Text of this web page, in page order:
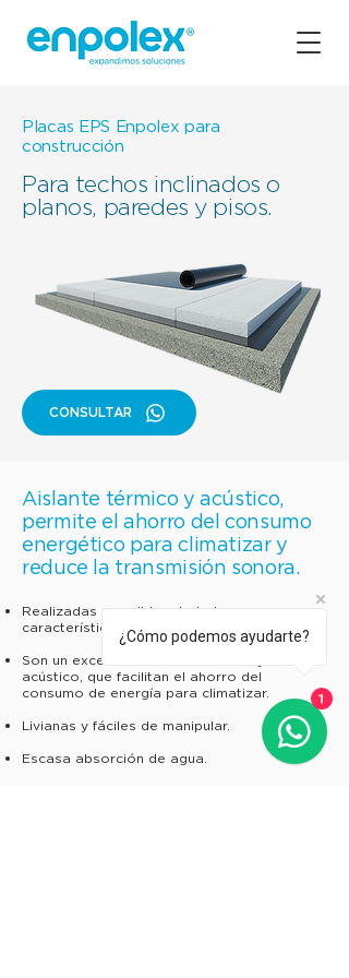
Placas EPS Enpolex para
construcción
Para techos inclinados o
planos, paredes y pisos.
CONSULTAR
Aislante térmico y acústico,
permite el ahorro del consumo
energético para climatizar y
reduce la transmisión sonora.
Realizadas a pedido y bajo las
características técnicas.​
Son un excelente aislante térmico y
acústico, que facilitan el ahorro del
consumo de energía para climatizar.
Livianas y fáciles de manipular.
Escasa absorción de agua.
¿Cómo podemos ayudarte?
1